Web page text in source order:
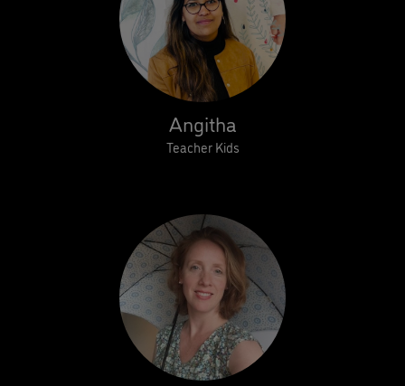
Angitha
Teacher Kids